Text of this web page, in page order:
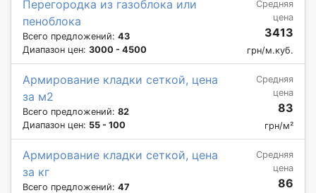
Перегородка из газоблока или
пеноблока
Всего предложений: 43
Диапазон цен: 3000 - 4500
Средняя
цена
3413
грн/м.куб.
Армирование кладки сеткой, цена
за м2
Всего предложений: 82
Диапазон цен: 55 - 100
Средняя
цена
83
грн/м²
Армирование кладки сеткой, цена
за кг
Всего предложений: 47
Средняя
цена
86